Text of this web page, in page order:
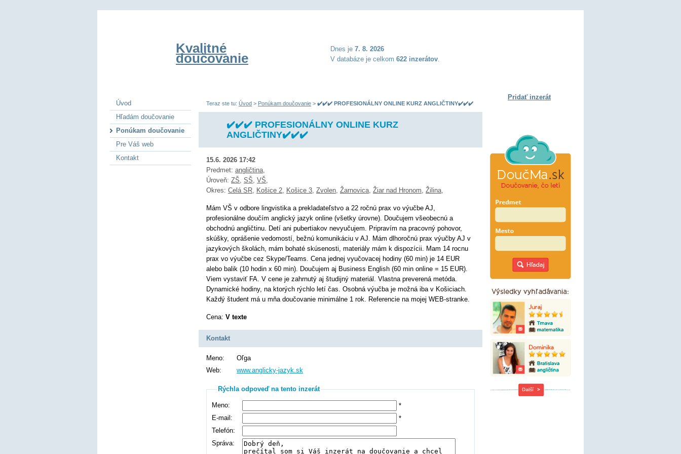
Kvalitné
doučovanie
Dnes je 7. 8. 2026
V databáze je celkom 622 inzerátov.
Teraz ste tu: Úvod > Ponúkam doučovanie > ✔️✔️✔️ PROFESIONÁLNY ONLINE KURZ ANGLIČTINY✔️✔️✔️
✔️✔️✔️ PROFESIONÁLNY ONLINE KURZ
ANGLIČTINY✔️✔️✔️
15.6. 2026 17:42
Predmet: angličtina,
Úroveň: ZŠ, SŠ, VŠ,
Okres: Celá SR, Košice 2, Košice 3, Zvolen, Žarnovica, Žiar nad Hronom, Žilina,
Mám VŠ v odbore lingvistika a prekladateľstvo a 22 ročnú prax vo výučbe AJ,
profesionálne doučím anglický jazyk online (všetky úrovne). Doučujem všeobecnú a
obchodnú angličtinu. Detí ani pubertiakov nevyučujem. Pripravím na pracovný pohovor,
skúšky, oprášenie vedomostí, bežnú komunikáciu v AJ. Mám dlhoročnú prax výučby AJ v
jazykových školách, mám bohaté skúsenosti, materiály mám k dispozícii. Mam 14 rocnu
prax vo výučbe cez Skype/Teams. Cena jednej vyučovacej hodiny (60 min) je 14 EUR
alebo balik (10 hodin x 60 min). Doučujem aj Business English (60 min online = 15 EUR).
Viem vystaviť FA. V cene je zahrnutý aj študijný materiál. Vlastna preverená metóda.
Dynamické hodiny, na ktorých rýchlo letí čas. Osobná výučba je možná iba v Košiciach.
Každý študent má u mňa doučovanie minimálne 1 rok. Referencie na mojej WEB-stranke.
Cena: V texte
Kontakt
Meno:
Oľga
Web:
www.anglicky-jazyk.sk
Rýchla odpoveď na tento inzerát
Meno:
*
E-mail:
*
Telefón:
Správa:
Úvod
Hľadám doučovanie
Ponúkam doučovanie
Pre Váš web
Kontakt
Pridať inzerát